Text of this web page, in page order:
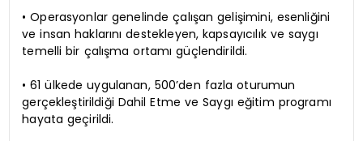
• Operasyonlar genelinde çalışan gelişimini, esenliğini
ve insan haklarını destekleyen, kapsayıcılık ve saygı
temelli bir çalışma ortamı güçlendirildi.
• 61 ülkede uygulanan, 500’den fazla oturumun
gerçekleştirildiği Dahil Etme ve Saygı eğitim programı
hayata geçirildi.